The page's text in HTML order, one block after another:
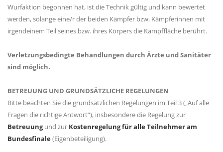
Wurfaktion begonnen hat, ist die Technik gültig und kann bewertet
werden, solange eine/r der beiden Kämpfer bzw. Kämpferinnen mit
irgendeinem Teil seines bzw. ihres Körpers die Kampffläche berührt.
Verletzungsbedingte Behandlungen durch Ärzte und Sanitäter
sind möglich.
BETREUUNG UND GRUNDSÄTZLICHE REGELUNGEN
Bitte beachten Sie die grundsätzlichen Regelungen im Teil 3 („Auf alle
Fragen die richtige Antwort“), insbesondere die Regelung zur
Betreuung und zur Kostenregelung für alle Teilnehmer am
Bundesfinale(Eigenbeteiligung).